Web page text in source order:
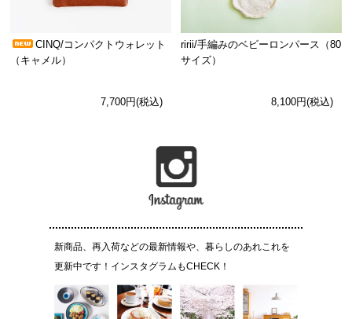
CINQ/コンパクトウォレット
（キャメル）
7,700円(税込)
ririi/手編みのベビーロンパース（80
サイズ）
8,100円(税込)
新商品、再入荷などの最新情報や、暮らしのあれこれを
更新中です！インスタグラムもCHECK！